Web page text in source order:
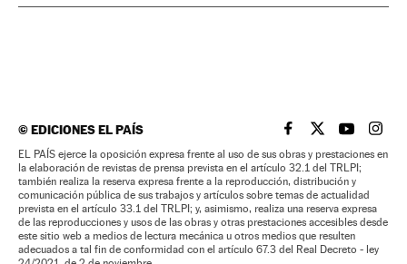
©EDICIONES EL PAÍS EL PAÍS BRASIL EN
EL PAÍSEL PAÍS
EL
EL PAÍS ejerce la oposición expresa frente al uso de sus obras y prestaciones en
la elaboración de revistas de prensa prevista en el artículo 32.1 del TRLPI;
también realiza la reserva expresa frente a la reproducción, distribución y
comunicación pública de sus trabajos y artículos sobre temas de actualidad
prevista en el artículo 33.1 del TRLPI; y, asimismo, realiza una reserva expresa
de las reproducciones y usos de las obras y otras prestaciones accesibles desde
este sitio web a medios de lectura mecánica u otros medios que resulten
adecuados a tal fin de conformidad con el artículo 67.3 del Real Decreto - ley